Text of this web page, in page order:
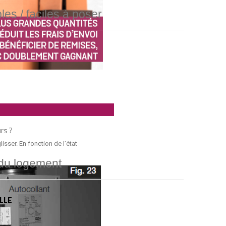
/ faciles à poser
?
logement
En fonction de l'état